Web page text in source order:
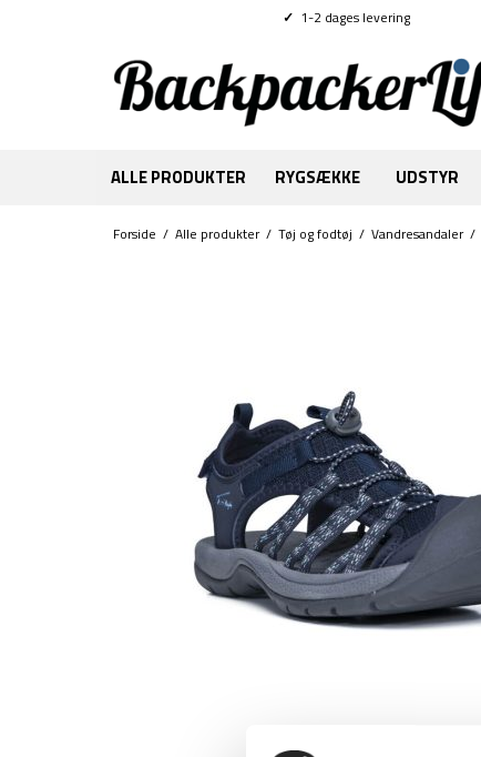
✓ 1-2 dages levering
ALLE PRODUKTER RYGSÆKKE UDSTYR
Forside / Alle produkter/ Tøj og fodtøj / Vandresandaler/